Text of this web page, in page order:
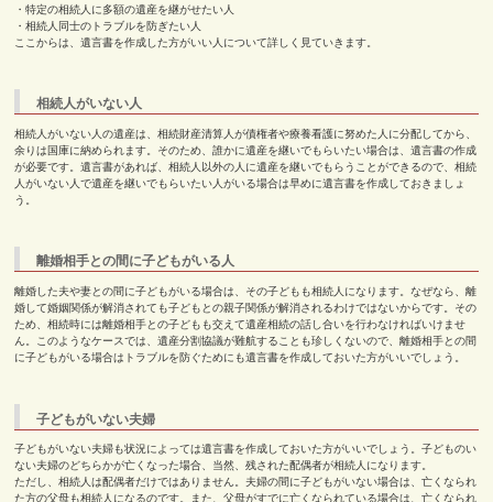
・特定の相続人に多額の遺産を継がせたい人
・相続人同士のトラブルを防ぎたい人
ここからは、遺言書を作成した方がいい人について詳しく見ていきます。
相続人がいない人
相続人がいない人の遺産は、相続財産清算人が債権者や療養看護に努めた人に分配してから、
余りは国庫に納められます。そのため、誰かに遺産を継いでもらいたい場合は、遺言書の作成
が必要です。遺言書があれば、相続人以外の人に遺産を継いでもらうことができるので、相続
人がいない人で遺産を継いでもらいたい人がいる場合は早めに遺言書を作成しておきましょ
う。
離婚相手との間に子どもがいる人
離婚した夫や妻との間に子どもがいる場合は、その子どもも相続人になります。なぜなら、離
婚して婚姻関係が解消されても子どもとの親子関係が解消されるわけではないからです。その
ため、相続時には離婚相手との子どもも交えて遺産相続の話し合いを行わなければいけませ
ん。このようなケースでは、遺産分割協議が難航することも珍しくないので、離婚相手との間
に子どもがいる場合はトラブルを防ぐためにも遺言書を作成しておいた方がいいでしょう。
子どもがいない夫婦
子どもがいない夫婦も状況によっては遺言書を作成しておいた方がいいでしょう。子どものい
ない夫婦のどちらかが亡くなった場合、当然、残された配偶者が相続人になります。
ただし、相続人は配偶者だけではありません。夫婦の間に子どもがいない場合は、亡くなられ
た方の父母も相続人になるのです。また、父母がすでに亡くなられている場合は、亡くなられ